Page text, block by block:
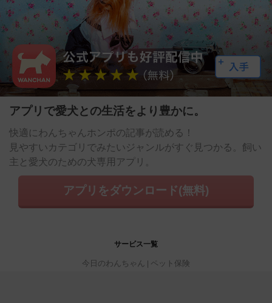
アプリで愛犬との生活をより豊かに。
快適にわんちゃんホンポの記事が読める！
見やすいカテゴリでみたいジャンルがすぐ見つかる。飼い
主と愛犬のための犬専用アプリ。
アプリをダウンロード(無料)
サービス一覧
今日のわんちゃん ペット保険